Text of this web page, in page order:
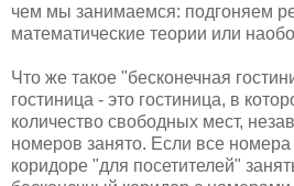
чем мы занимаемся: подгоняем
математические теории или
Что же такое "бесконечная
гостиница - это гостиница, в
количество свободных мест,
номеров занято. Если все номера
коридоре "для посетителей"